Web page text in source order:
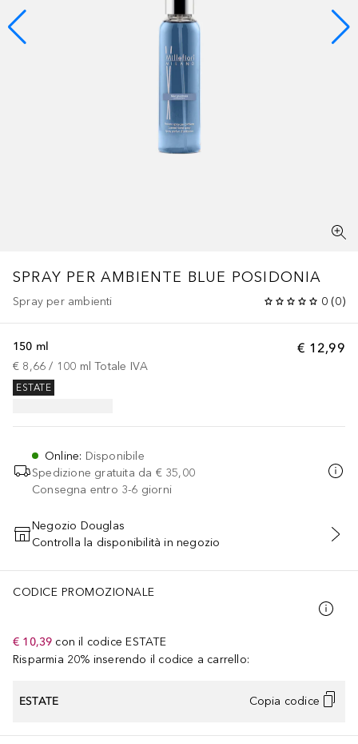
SPRAY PER AMBIENTE BLUE POSIDONIA
Spray per ambienti 0 (0)
€ 12,99
150 ml
€ 8,66 / 100 ml Totale IVA
ESTATE
Online: Disponibile
Spedizione gratuita da € 35,00
Consegna entro 3-6 giorni
AGGIUNGI AL CARRELLO
Negozio Douglas
Controlla la disponibilità in negozio
CODICE PROMOZIONALE
€ 10,39 con il codice ESTATE
Risparmia 20% inserendo il codice a carrello:
ESTATE Copia codice